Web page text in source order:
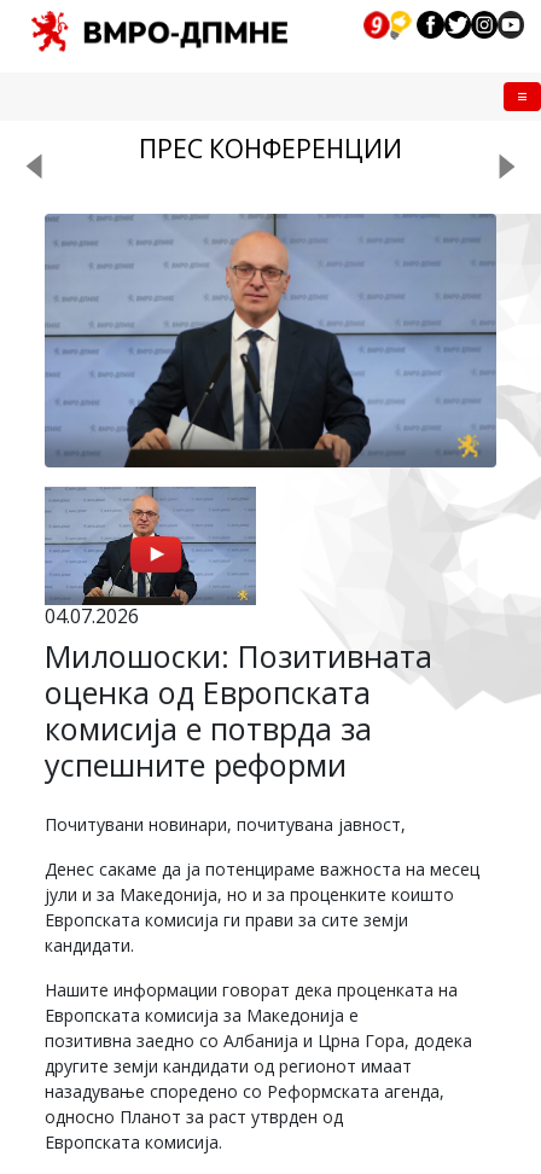
ПРЕС КОНФЕРЕНЦИИ
04.07.2026
Милошоски: Позитивната
оценка од Европската
комисија е потврда за
успешните реформи
Почитувани новинари, почитувана јавност,
Денес сакаме да ја потенцираме важноста на месец
јули и за Македонија, но и за проценките коишто
Европската комисија ги прави за сите земји
кандидати.
Нашите информации говорат дека проценката на
Европската комисија за Македонија е
позитивна заедно со Албанија и Црна Гора, додека
другите земји кандидати од регионот имаат
назадување споредено со Реформската агенда,
односно Планот за раст утврден од
Европската комисија.